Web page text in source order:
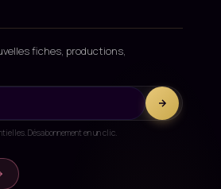
fiches, productions,
Désabonnement en un clic.